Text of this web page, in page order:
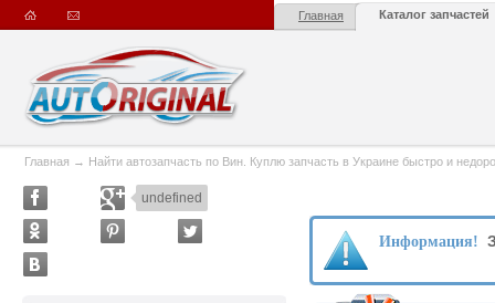
Главная Каталог запчастей
Главная → Найти автозапчасть по Вин. Куплю запчасть в Украине быстро и
undefined
Информация!